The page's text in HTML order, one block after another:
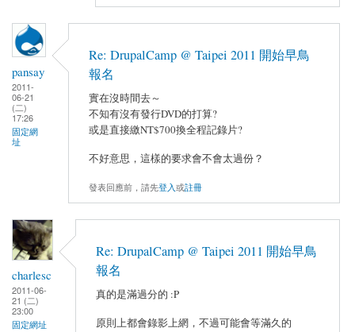
pansay
2011-
06-21
(二)
17:26
固定網
址
Re: DrupalCamp @ Taipei 2011 開始早鳥
報名
實在沒時間去～
不知有沒有發行DVD的打算?
或是直接繳NT$700換全程記錄片?
不好意思，這樣的要求會不會太過份？
發表回應前，請先登入或註冊
charlesc
2011-06-
21 (二)
23:00
固定網址
Re: DrupalCamp @ Taipei 2011 開始早鳥
報名
真的是滿過分的 :P
原則上都會錄影上網，不過可能會等滿久的